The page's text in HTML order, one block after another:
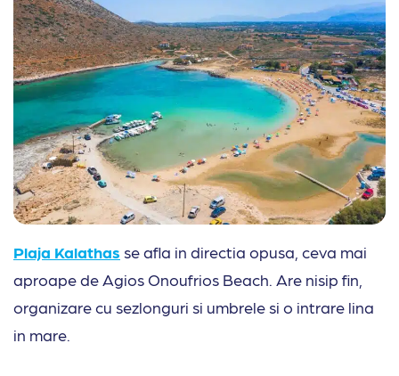
Plaja Kalathas se afla in directia opusa, ceva mai
aproape de Agios Onoufrios Beach. Are nisip fin,
organizare cu sezlonguri si umbrele si o intrare lina
in mare.